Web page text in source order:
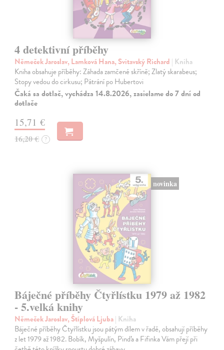
4 detektivní příběhy
Němeček Jaroslav, Lamková Hana, Svitavský Richard | Kniha
Kniha obsahuje příběhy: Záhada zamčené skříně; Zlatý skarabeus;
Stopy vedou do cirkusu; Pátrání po Hubertovi
Čaká sa dotlač, vychádza 14.8.2026, zasielame do 7 dní od
dotlače
15,71 €
16,20 € ?
novinka
Báječné příběhy Čtyřlístku 1979 až 1982
- 5.velká knihy
Němeček Jaroslav, Štíplová Ljuba| Kniha
Báječné příběhy Čtyřlístku jsou pátým dílem v řadě, obsahují příběhy
z let 1979 až 1982. Bobík, Myšpulín, Pinďa a Fifinka Vám přejí při